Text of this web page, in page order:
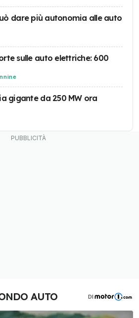
dare più autonomia alle auto
sulle auto elettriche: 600
gigante da 250 MW ora
AUTO DI